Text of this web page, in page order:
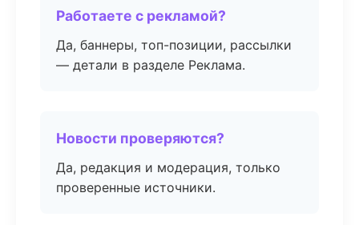
Работаете с рекламой?
Да, баннеры, топ-позиции, рассылки
— детали в разделе Реклама.
Новости проверяются?
Да, редакция и модерация, только
проверенные источники.